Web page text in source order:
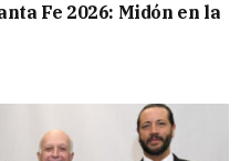
Fe 2026: Midón en la